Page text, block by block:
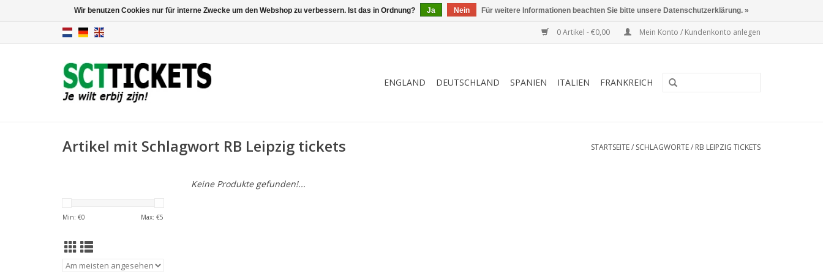
0 Artikel - €0,00 Mein Konto / Kundenkonto anlegen
ENGLAND DEUTSCHLAND SPANIEN ITALIEN FRANKREICH
Artikel mit Schlagwort RB Leipzig tickets STARTSEITE/ SCHLAGWORTE/ RB LEIPZIG TICKETS
Min: €0 Max: €5
Keine Produkte gefunden!...
Wir benutzen Cookies nur für interne Zwecke um den Webshop zu verbessern. Ist das in Ordnung? Ja Nein Für weitere Informationen beachten Sie bitte unsere Datenschutzerklärung. »